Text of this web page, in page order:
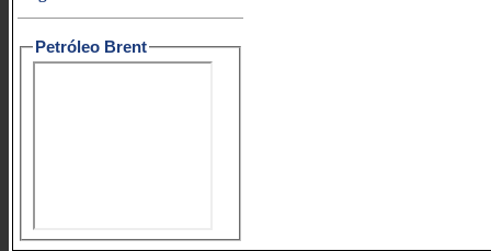
Petróleo Brent